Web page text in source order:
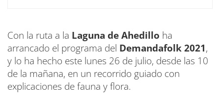
Con la ruta a la Laguna de Ahedillo ha
arrancado el programa del Demandafolk 2021,
y lo ha hecho este lunes 26 de julio, desde las 10
de la mañana, en un recorrido guiado con
explicaciones de fauna y flora.